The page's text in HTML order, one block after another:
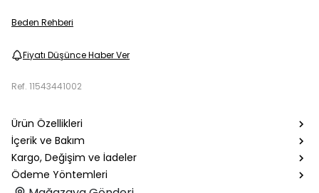
Beden Rehberi
Fiyatı Düşünce Haber Ver
Ref. 11543441002
Ürün Özellikleri
İçerik ve Bakım
Kargo, Değişim ve İadeler
Ödeme Yöntemleri